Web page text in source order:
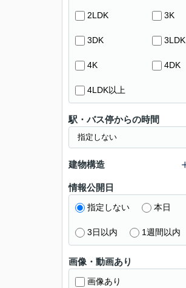
2LDK 3K
3DK 3LDK
4K 4DK
4LDK以上
駅・バス停からの時間
建物構造
情報公開日
指定しない 本日
3日以内 1週間以内
画像・動画あり
画像あり